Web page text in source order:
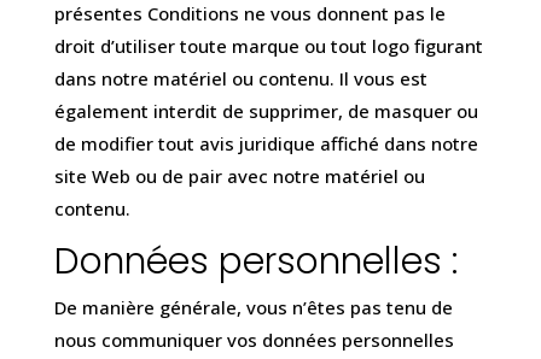
présentes Conditions ne vous donnent pas le
droit d’utiliser toute marque ou tout logo figurant
dans notre matériel ou contenu. Il vous est
également interdit de supprimer, de masquer ou
de modifier tout avis juridique affiché dans notre
site Web ou de pair avec notre matériel ou
contenu.
Données personnelles :
De manière générale, vous n’êtes pas tenu de
nous communiquer vos données personnelles